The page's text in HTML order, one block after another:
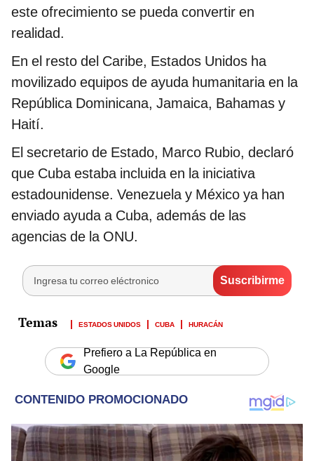
este ofrecimiento se pueda convertir en
realidad.
En el resto del Caribe, Estados Unidos ha
movilizado equipos de ayuda humanitaria en la
República Dominicana, Jamaica, Bahamas y
Haití.
El secretario de Estado, Marco Rubio, declaró
que Cuba estaba incluida en la iniciativa
estadounidense. Venezuela y México ya han
enviado ayuda a Cuba, además de las
agencias de la ONU.
ESTADOS UNIDOS CUBA HURACÁN
Prefiero a La República en
Google